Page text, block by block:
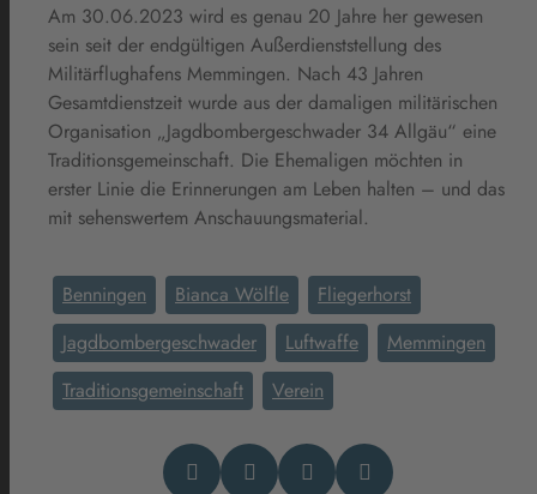
Am 30.06.2023 wird es genau 20 Jahre her gewesen
sein seit der endgültigen Außerdienststellung des
Militärflughafens Memmingen. Nach 43 Jahren
Gesamtdienstzeit wurde aus der damaligen militärischen
Organisation „Jagdbombergeschwader 34 Allgäu“ eine
Traditionsgemeinschaft. Die Ehemaligen möchten in
erster Linie die Erinnerungen am Leben halten – und das
mit sehenswertem Anschauungsmaterial.
Benningen Bianca Wölfle
Fliegerhorst
Jagdbombergeschwader
Luftwaffe
Memmingen
Traditionsgemeinschaft
Verein